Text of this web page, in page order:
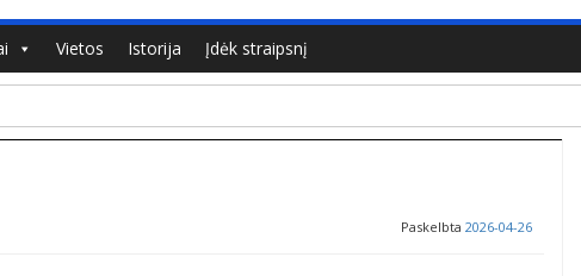
Vietos Istorija
Įdėk straipsnį
Paskelbta 2026-04-26